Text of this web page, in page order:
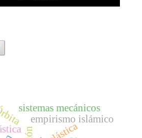
elástica
empirismo islámico
sistemas mecánicos